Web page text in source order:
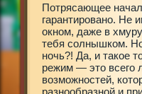
в мир
Потрясающее
гарантировано. Не
окном, даже в
тебя солнышком.
ночь?! Да, и такое
режим — это всего
возможностей,
разнообразной и